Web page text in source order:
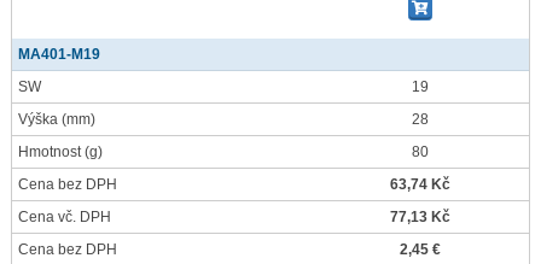
MA401-M19
SW
19
Výška (mm)
28
Hmotnost(g)
80
Cena bez DPH
63,74 Kč
Cena vč. DPH
77,13 Kč
Cena bez DPH
2,45 €